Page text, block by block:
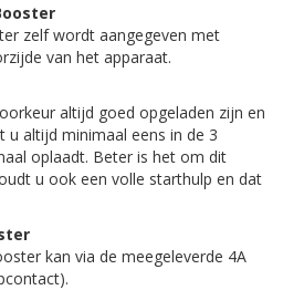
zelf wordt aangegeven met
van het apparaat.
altijd goed opgeladen zijn en
u altijd minimaal eens in de 3
oplaadt. Beter is het om dit
u ook een volle starthulp en dat
kan via de meegeleverde 4A